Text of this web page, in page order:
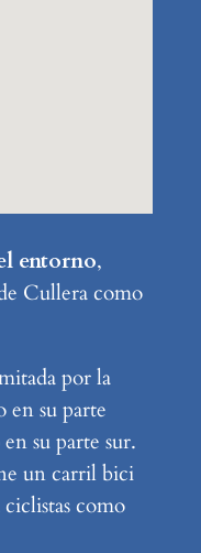
entorno,
Cullera como
por la
en su parte
su parte sur.
un carril bici
como